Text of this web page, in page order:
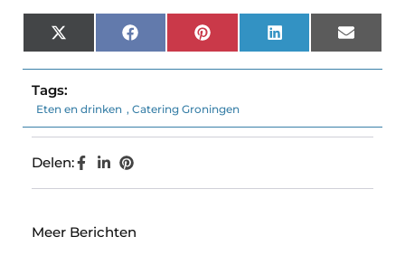
X
(Twitter)
FacebookPinterest LinkedIn Email
Tags:
Eten en drinken , Catering Groningen
Delen:
Meer Berichten